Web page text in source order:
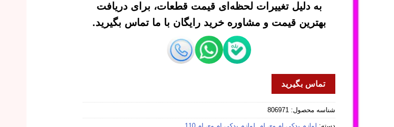
به دلیل تغییرات لحظه‌ای قیمت قطعات، برای دریافت
بهترین قیمت و مشاوره خرید رایگان با ما تماس بگیرید.
تماس بگیرید
شناسه محصول: 806971